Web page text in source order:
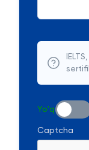
Yo'q
Captcha